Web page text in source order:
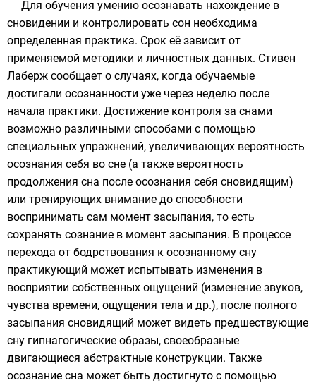
Для обучения умению осознавать нахождение в
сновидении и контролировать сон необходима
определенная практика. Срок её зависит от
применяемой методики и личностных данных. Стивен
Лаберж сообщает о случаях, когда обучаемые
достигали осознанности уже через неделю после
начала практики. Достижение контроля за снами
возможно различными способами с помощью
специальных упражнений, увеличивающих вероятность
осознания себя во сне (а также вероятность
продолжения сна после осознания себя сновидящим)
или тренирующих внимание до способности
воспринимать сам момент засыпания, то есть
сохранять сознание в момент засыпания. В процессе
перехода от бодрствования к осознанному сну
практикующий может испытывать изменения в
восприятии собственных ощущений (изменение звуков,
чувства времени, ощущения тела и др.), после полного
засыпания сновидящий может видеть предшествующие
сну гипнагогические образы, своеобразные
двигающиеся абстрактные конструкции. Также
осознание сна может быть достигнуто с помощью